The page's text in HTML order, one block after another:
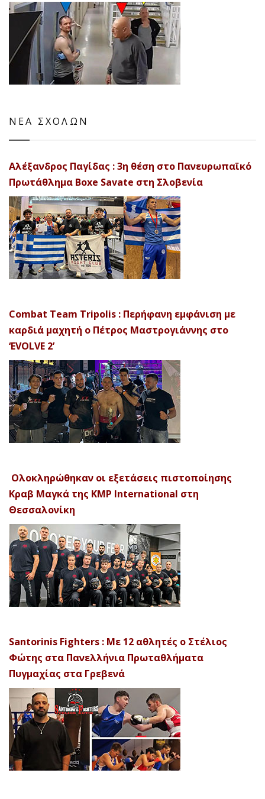
ΝΕΑ ΣΧΟΛΩΝ
Αλέξανδρος Παγίδας : 3η θέση στο Πανευρωπαϊκό
Πρωτάθλημα Boxe Savate στη Σλοβενία
Combat Team Tripolis : Περήφανη εμφάνιση με
καρδιά μαχητή ο Πέτρος Μαστρογιάννης στο
‘EVOLVE 2’
Ολοκληρώθηκαν οι εξετάσεις πιστοποίησης
Κραβ Μαγκά της KMP International στη
Θεσσαλονίκη
Santorinis Fighters : Με 12 αθλητές ο Στέλιος
Φώτης στα Πανελλήνια Πρωταθλήματα
Πυγμαχίας στα Γρεβενά